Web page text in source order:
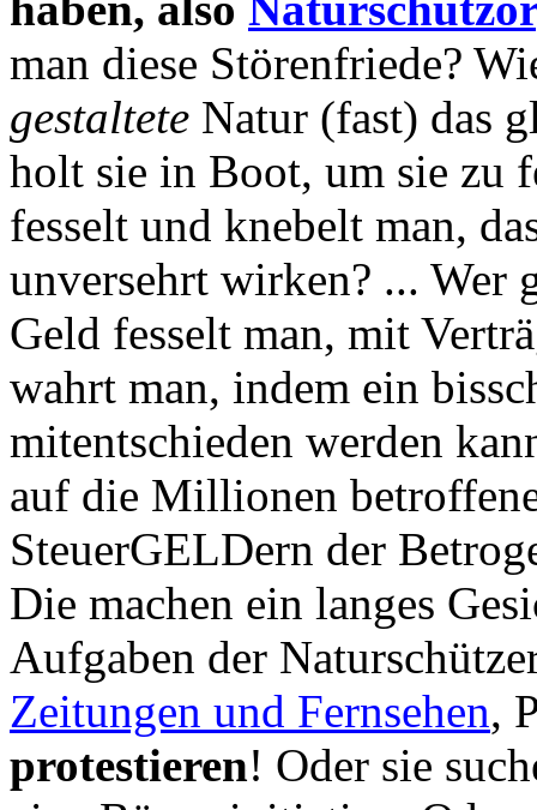
man diese Störenfriede?
gestaltete Natur (fast) das
holt sie in Boot, um sie zu
fesselt und knebelt man,
unversehrt wirken? ... Wer
Geld fesselt man, mit
wahrt man, indem ein
mitentschieden werden
auf die Millionen
SteuerGELDern der
Die machen ein langes
Aufgaben der
Zeitungen und Fernsehen,
protestieren! Oder sie